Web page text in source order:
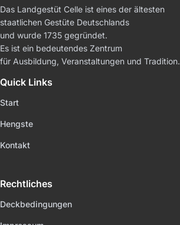
Das Landgestüt Celle ist eines der ältesten
staatlichen Gestüte Deutschlands
und wurde 1735 gegründet.
Es ist ein bedeutendes Zentrum
für Ausbildung, Veranstaltungen und Tradition.
Quick Links
Start
Hengste
Kontakt
Rechtliches
Deckbedingungen